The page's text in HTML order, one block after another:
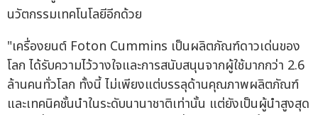
นวัตกรรมเทคโนโลยีอีกด้วย
"เครื่องยนต์ Foton Cummins เป็นผลิตภัณฑ์ดาวเด่นของ
โลก ได้รับความไว้วางใจและการสนับสนุนจากผู้ใช้มากกว่า 2.6
ล้านคนทั่วโลก ทั้งนี้ ไม่เพียงแต่บรรลุด้านคุณภาพผลิตภัณฑ์
และเทคนิคชั้นนำในระดับนานาชาติเท่านั้น แต่ยังเป็นผู้นำสูงสุด